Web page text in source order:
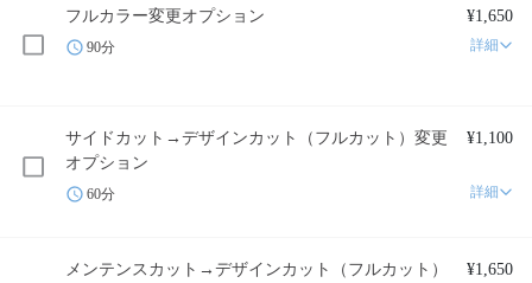
フルカラー変更オプション ¥1,650
90分 詳細
サイドカット→デザインカット（フルカット）変更
オプション
¥1,100
60分 詳細
メンテンスカット→デザインカット（フルカット）
¥1,650